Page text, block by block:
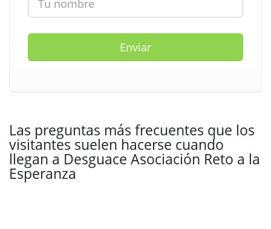
Enviar
Las preguntas más frecuentes que los
visitantes suelen hacerse cuando
llegan a Desguace Asociación Reto a la
Esperanza